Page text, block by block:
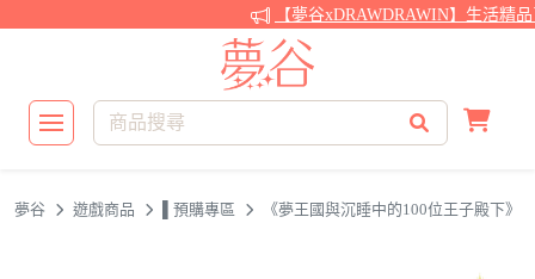
【夢谷xDRAWDRAWIN】生活精品
夢谷 遊戲商品 ▌預購專區 《夢王國與沉睡中的100位王子殿下》